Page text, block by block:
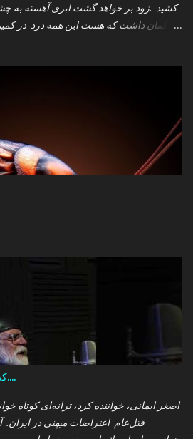
کشید .زود بر خواهد گشت ابری آهسته به
که گمان داشت که هست این همه درد در
که تقویم مان تا ابد بی بهارست....
قتل‌عام اعتراضات میهنی در ایران.